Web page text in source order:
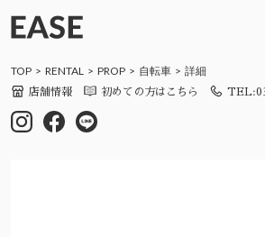
TOP RENTAL PROP 自転車 詳細
店舗情報 初めての方はこちら